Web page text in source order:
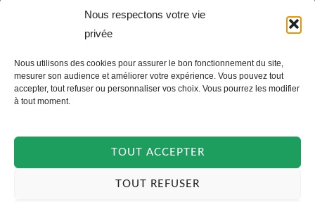
Nous respectons votre vie
privée
Nous utilisons des cookies pour assurer le bon fonctionnement du site,
mesurer son audience et améliorer votre expérience. Vous pouvez tout
accepter, tout refuser ou personnaliser vos choix. Vous pourrez les modifier
à tout moment.
TOUT ACCEPTER
TOUT REFUSER
Newsletter
m
a
i